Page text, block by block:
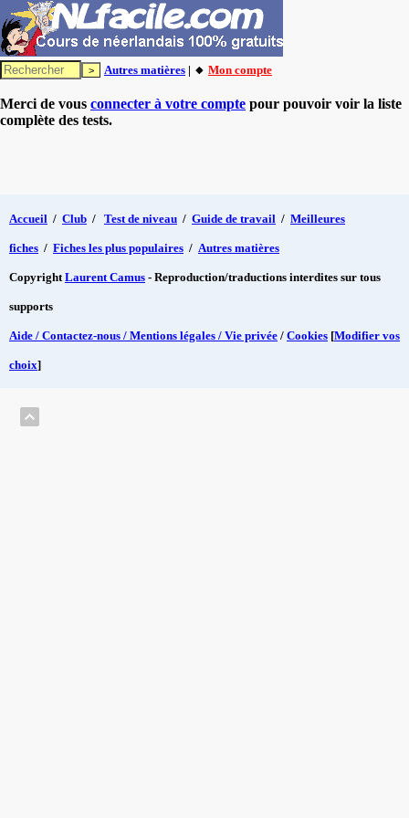
Autres matières | 🔸 Mon compte
Merci de vous connecter à votre compte pour pouvoir voir la liste
complète des tests.
Accueil / Club / Test de niveau / Guide de travail / Meilleures
fiches / Fiches les plus populaires / Autres matières
CopyrightLaurent Camus - Reproduction/traductions interdites sur tous
supports
Aide / Contactez-nous / Mentions légales / Vie privée / Cookies [Modifier vos
choix]